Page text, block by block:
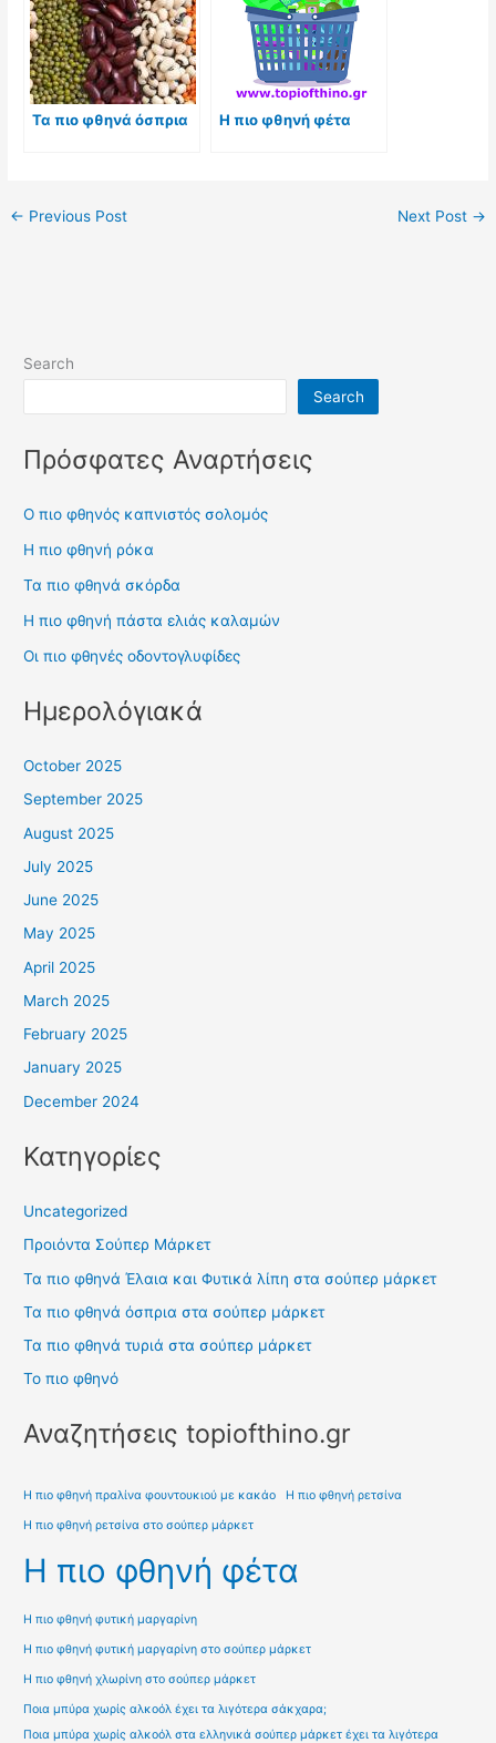
Τα πιο φθηνά όσπρια Η πιο φθηνή φέτα
← Previous Post Next Post →
Search
Search
Πρόσφατες Αναρτήσεις
Ο πιο φθηνός καπνιστός σολομός
Η πιο φθηνή ρόκα
Τα πιο φθηνά σκόρδα
Η πιο φθηνή πάστα ελιάς καλαμών
Οι πιο φθηνές οδοντογλυφίδες
Ημερολόγιακά
October 2025
September 2025
August 2025
July 2025
June 2025
May 2025
April 2025
March 2025
February 2025
January 2025
December 2024
Κατηγορίες
Uncategorized
Προιόντα Σούπερ Μάρκετ
Τα πιο φθηνά Έλαια και Φυτικά λίπη στα σούπερ μάρκετ
Τα πιο φθηνά όσπρια στα σούπερ μάρκετ
Τα πιο φθηνά τυριά στα σούπερ μάρκετ
Το πιο φθηνό
Αναζητήσεις topiofthino.gr
Η πιο φθηνή πραλίνα φουντουκιού με κακάο Η πιο φθηνή ρετσίνα
Η πιο φθηνή ρετσίνα στο σούπερ μάρκετ
Η πιο φθηνή φέτα
Η πιο φθηνή φυτική μαργαρίνη
Η πιο φθηνή φυτική μαργαρίνη στο σούπερ μάρκετ
Η πιο φθηνή χλωρίνη στο σούπερ μάρκετ
Ποια μπύρα χωρίς αλκοόλ έχει τα λιγότερα σάκχαρα;
Ποια μπύρα χωρίς αλκοόλ στα ελληνικά σούπερ μάρκετ έχει τα λιγότερα